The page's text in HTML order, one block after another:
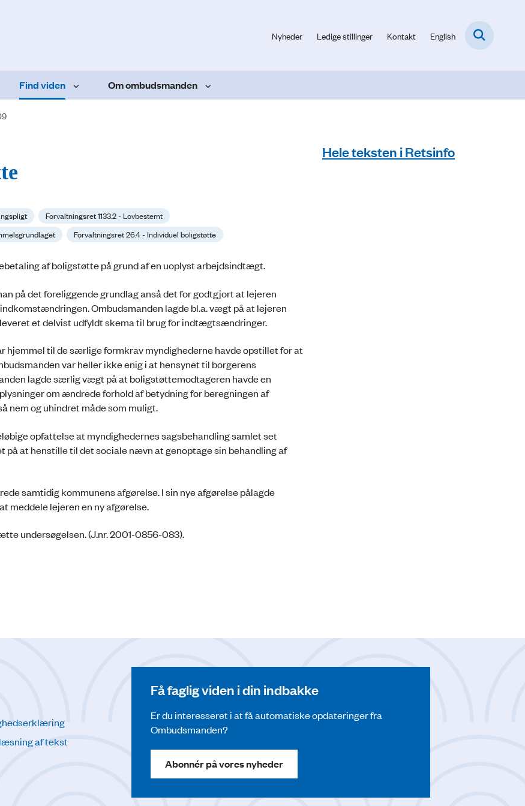
Nyheder Ledige stillinger Kontakt English
Find viden Om ombudsmanden
Forvaltningsret 1133.2 - Lovbestemt
Forvaltningsret 26.4 - Individuel boligstøtte
af boligstøtte på grund af en uoplyst arbejdsindtægt.
på det foreliggende grundlag anså det for godtgjort at lejeren
Ombudsmanden lagde bl.a. vægt på at lejeren
et delvist udfyldt skema til brug for indtægtsændringer.
hjemmel til de særlige formkrav myndighederne havde opstillet for at
var heller ikke enig i at hensynet til borgerens
lagde særlig vægt på at boligstøttemodtageren havde en
om ændrede forhold af betydning for beregningen af
nem og uhindret måde som muligt.
opfattelse at myndighedernes sagsbehandling samlet set
at henstille til det sociale nævn at genoptage sin behandling af
samtidig kommunens afgørelse. I sin nye afgørelse pålagde
meddele lejeren en ny afgørelse.
undersøgelsen. (J.nr. 2001-0856-083).
Hele teksten i Retsinfo
af tekst
Få faglig viden i din indbakke
Er du interesseret i at få automatiske opdateringer fra
Ombudsmanden?
Abonnér på vores nyheder